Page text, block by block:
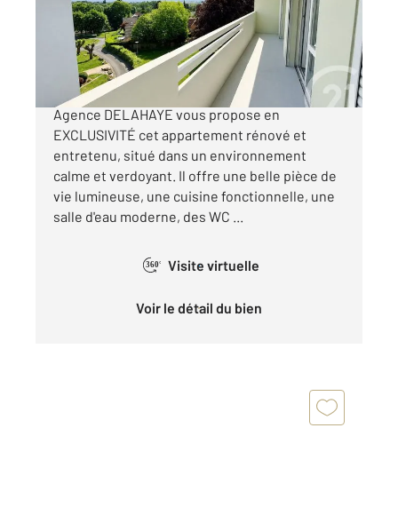
Appartement T4 à vendre
59 950 €
SAINT-QUENTIN - REMICOURT Century 21
Agence DELAHAYE vous propose en
EXCLUSIVITÉ cet appartement rénové et
entretenu, situé dans un environnement
calme et verdoyant. Il offre une belle pièce de
vie lumineuse, une cuisine fonctionnelle, une
salle d'eau moderne, des WC ...
360° Visite virtuelle
Voir le détail du bien